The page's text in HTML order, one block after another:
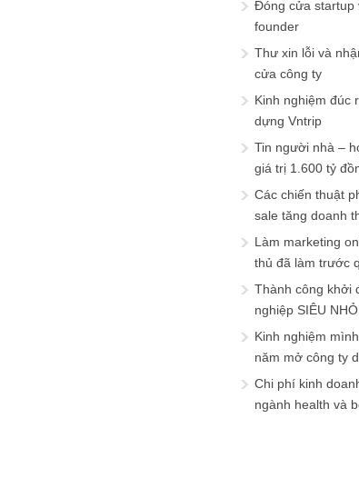
Đóng cửa startup
founder
Thư xin lỗi và
cửa công ty
Kinh nghiệm đúc
dựng Vntrip
Tin người nhà –
giá trị 1.600 tỷ
Các chiến thuật
sale tăng doanh
Làm marketing
thủ đã làm trước
Thành công khởi
nghiệp SIÊU NHỎ
Kinh nghiệm
năm mở công ty
Chi phí kinh
ngành health và